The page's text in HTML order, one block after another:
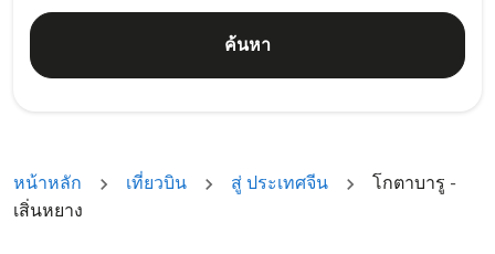
ค้นหา
หน้าหลัก เที่ยวบิน สู่ ประเทศจีน
โกตาบารู -
เสิ่นหยาง